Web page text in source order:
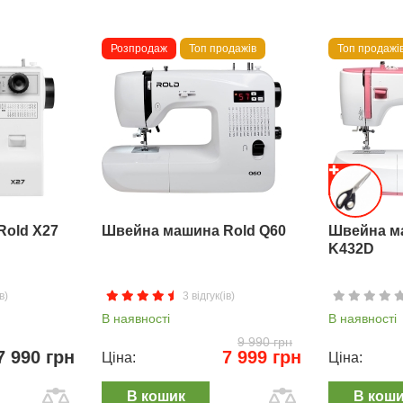
X27
990 грн
Розпродаж Топ продажів
Швейна машина Rold Q60
3 відгук(ів)
В наявності
9 990 грн
Ціна: 7 999 грн
В кошик
Топ
Швейна
K432D
В наявності
Ціна:
В